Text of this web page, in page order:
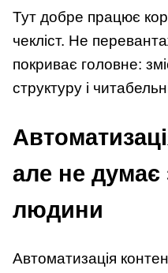
Тут добре працює
чекліст. Не
покриває головне:
структуру і
але не думає
людини
Автоматизація